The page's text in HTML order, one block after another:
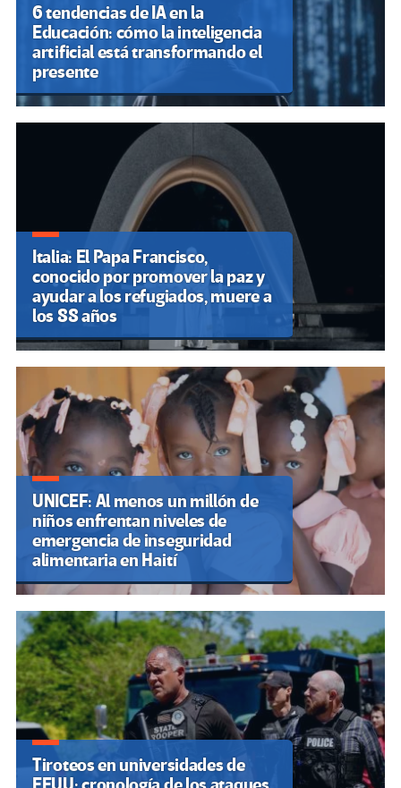
6 tendencias de IA en la
Educación: cómo la inteligencia
artificial está transformando el
presente
Italia: El Papa Francisco,
conocido por promover la paz y
ayudar a los refugiados, muere a
los 88 años
UNICEF: Al menos un millón de
niños enfrentan niveles de
emergencia de inseguridad
alimentaria en Haití
Tiroteos en universidades de